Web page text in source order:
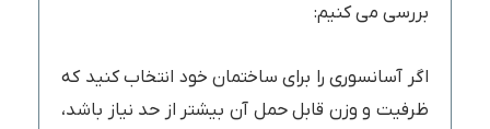
بررسی می کنیم:
اگر آسانسوری را برای ساختمان خود انتخاب کنید که
ظرفیت و وزن قابل حمل آن بیشتر از حد نیاز باشد،